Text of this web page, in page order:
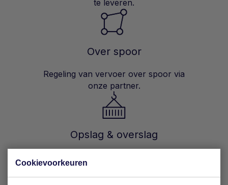
te leveren.
Over spoor
Regeling van vervoer over spoor via
onze partner.
Opslag & overslag
Cookievoorkeuren